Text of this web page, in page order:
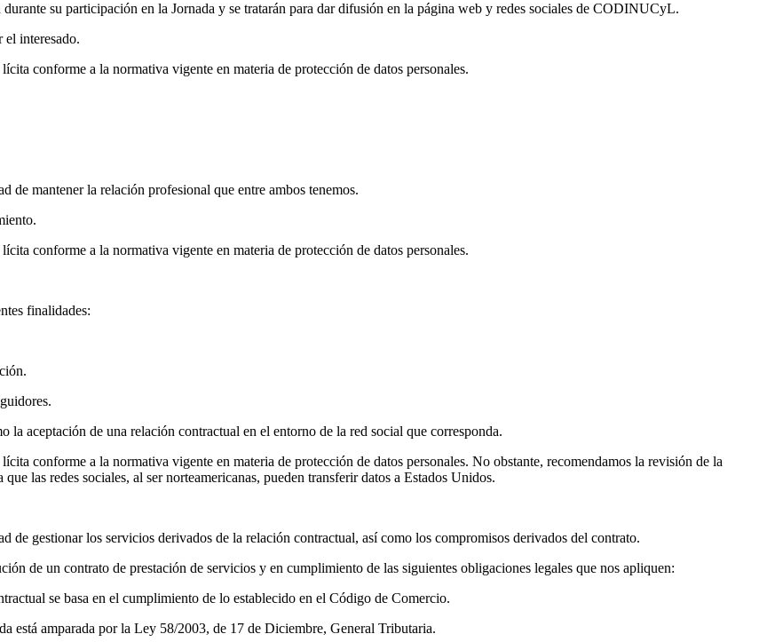
su participación en la Jornada y se tratarán para dar difusión en la página web y redes sociales de CODINUCyL.
interesado.
conforme a la normativa vigente en materia de protección de datos personales.
mantener la relación profesional que entre ambos tenemos.
conforme a la normativa vigente en materia de protección de datos personales.
finalidades:
aceptación de una relación contractual en el entorno de la red social que corresponda.
conforme a la normativa vigente en materia de protección de datos personales. No obstante, recomendamos la revisión de la
las redes sociales, al ser norteamericanas, pueden transferir datos a Estados Unidos.
gestionar los servicios derivados de la relación contractual, así como los compromisos derivados del contrato.
de un contrato de prestación de servicios y en cumplimiento de las siguientes obligaciones legales que nos apliquen:
se basa en el cumplimiento de lo establecido en el Código de Comercio.
está amparada por la Ley 58/2003, de 17 de Diciembre, General Tributaria.